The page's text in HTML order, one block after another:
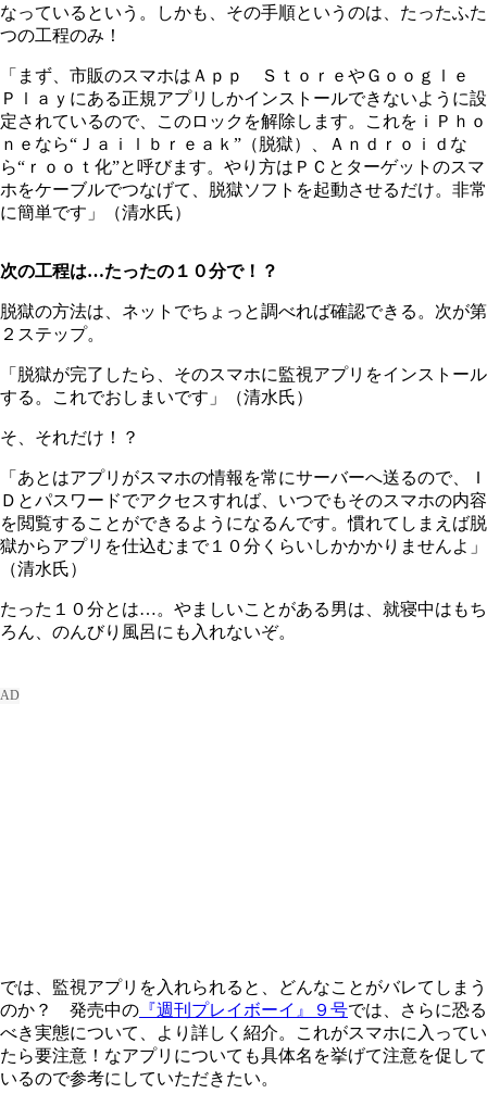
なっているという。しかも、その手順というのは、たったふた
つの工程のみ！
「まず、市販のスマホはＡｐｐ ＳｔｏｒｅやＧｏｏｇｌｅ
Ｐｌａｙにある正規アプリしかインストールできないように設
定されているので、このロックを解除します。これをｉＰｈｏ
ｎｅなら“Ｊａｉｌｂｒｅａｋ”（脱獄）、Ａｎｄｒｏｉｄな
ら“ｒｏｏｔ化”と呼びます。やり方はＰＣとターゲットのスマ
ホをケーブルでつなげて、脱獄ソフトを起動させるだけ。非常
に簡単です」（清水氏）
次の工程は…たったの１０分で！？
脱獄の方法は、ネットでちょっと調べれば確認できる。次が第
２ステップ。
「脱獄が完了したら、そのスマホに監視アプリをインストール
する。これでおしまいです」（清水氏）
そ、それだけ！？
「あとはアプリがスマホの情報を常にサーバーへ送るので、Ｉ
Ｄとパスワードでアクセスすれば、いつでもそのスマホの内容
を閲覧することができるようになるんです。慣れてしまえば脱
獄からアプリを仕込むまで１０分くらいしかかかりませんよ」
（清水氏）
たった１０分とは…。やましいことがある男は、就寝中はもち
ろん、のんびり風呂にも入れないぞ。
では、監視アプリを入れられると、どんなことがバレてしまう
のか？ 発売中の 『週刊プレイボーイ』９号では、さらに恐る
べき実態について、より詳しく紹介。これがスマホに入ってい
たら要注意！なアプリについても具体名を挙げて注意を促して
いるので参考にしていただきたい。